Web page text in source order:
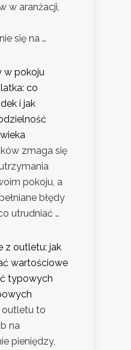
w aranżacji,
się na …
w pokoju
co
i jak
zmaga się
pokoju, a
błędy
utrudniać …
z outletu: jak
wartościowe
typowych
outletu to
na
pieniędzy,